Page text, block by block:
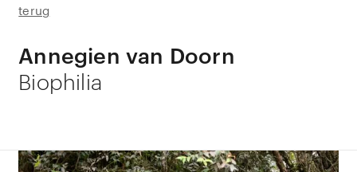
terug
Annegien van Doorn
Biophilia